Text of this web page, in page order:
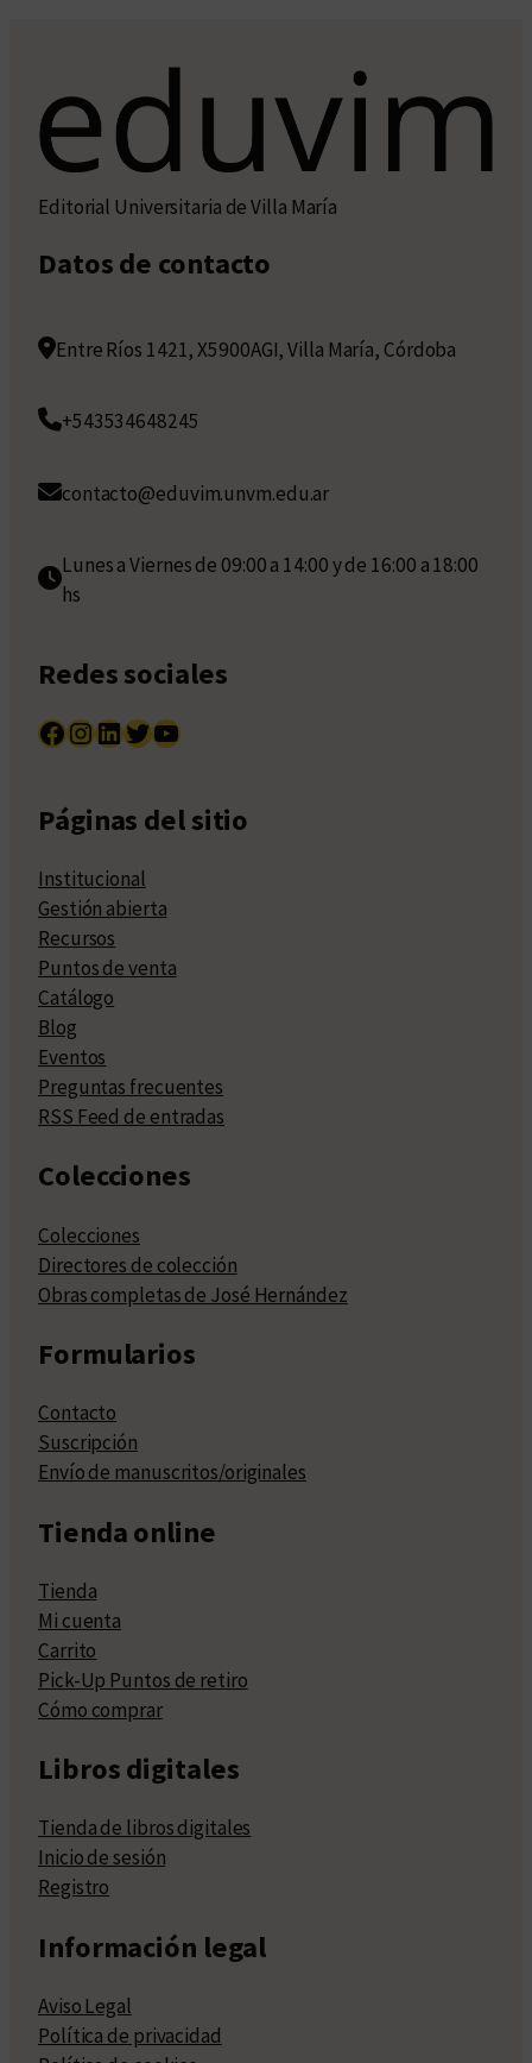
Editorial Universitaria de Villa María
Datos de contacto
Entre Ríos 1421, X5900AGI, Villa María, Córdoba
+543534648245
contacto@eduvim.unvm.edu.ar
Lunes a Viernes de 09:00 a 14:00 y de 16:00 a 18:00
hs
Redes sociales
Facebook InstagramLinkedIn Twitter YouTube
Páginas del sitio
Institucional
Gestión abierta
Recursos
Puntos de venta
Catálogo
Blog
Eventos
Preguntas frecuentes
RSS Feed de entradas
Colecciones
Colecciones
Directores de colección
Obras completas de José Hernández
Formularios
Contacto
Suscripción
Envío de manuscritos/originales
Tienda online
Tienda
Mi cuenta
Carrito
Pick-Up Puntos de retiro
Cómo comprar
Libros digitales
Tienda de libros digitales
Inicio de sesión
Registro
Información legal
Aviso Legal
Política de privacidad